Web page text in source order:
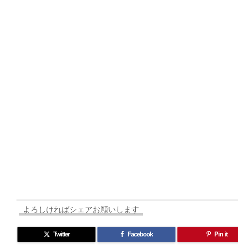
よろしければシェアお願いします
Twitter Facebook Pin it